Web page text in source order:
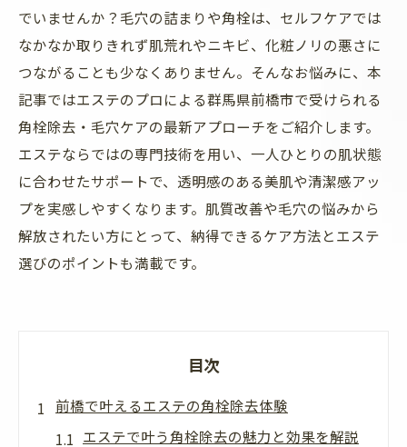
でいませんか？毛穴の詰まりや角栓は、セルフケアでは
なかなか取りきれず肌荒れやニキビ、化粧ノリの悪さに
つながることも少なくありません。そんなお悩みに、本
記事ではエステのプロによる群馬県前橋市で受けられる
角栓除去・毛穴ケアの最新アプローチをご紹介します。
エステならではの専門技術を用い、一人ひとりの肌状態
に合わせたサポートで、透明感のある美肌や清潔感アッ
プを実感しやすくなります。肌質改善や毛穴の悩みから
解放されたい方にとって、納得できるケア方法とエステ
選びのポイントも満載です。
目次
前橋で叶えるエステの角栓除去体験
エステで叶う角栓除去の魅力と効果を解説